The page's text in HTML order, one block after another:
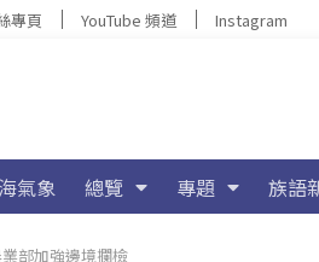
專頁 YouTube 頻道 Instagram
氣象 總覽 專題 族語
部加強邊境攔檢